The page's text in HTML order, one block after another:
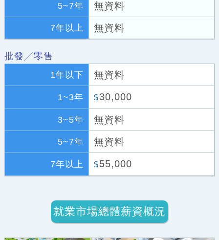
5~7年 無資料
7年以上 無資料
批發╱零售
1年以下 無資料
1~3年 $30,000
3~5年 無資料
5~7年 無資料
7年以上 $55,000
就業市場總體薪資概況